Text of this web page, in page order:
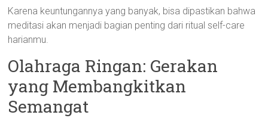
Karena keuntungannya yang banyak, bisa dipastikan bahwa
meditasi akan menjadi bagian penting dari ritual self-care
harianmu.
Olahraga Ringan: Gerakan
yang Membangkitkan
Semangat